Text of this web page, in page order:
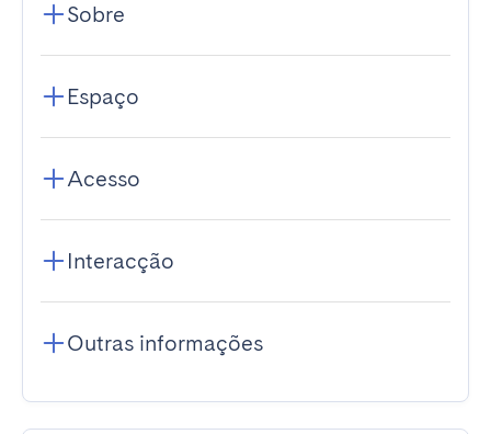
Sobre
Espaço
Acesso
Interacção
Outras informações